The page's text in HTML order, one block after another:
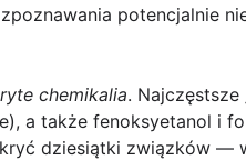
potencjalnie
chemikalia. Najczęstsze
a także fenoksyetanol i
kryć dziesiątki związków